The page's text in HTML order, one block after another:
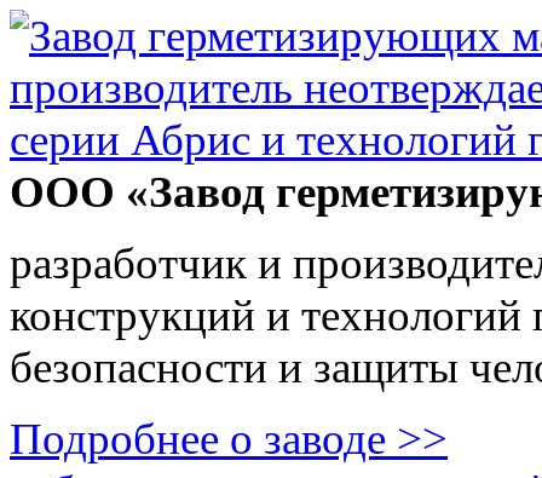
ООО «Завод
разработчик и
конструкций и
безопасности и защиты
Подробнее о заводе >>